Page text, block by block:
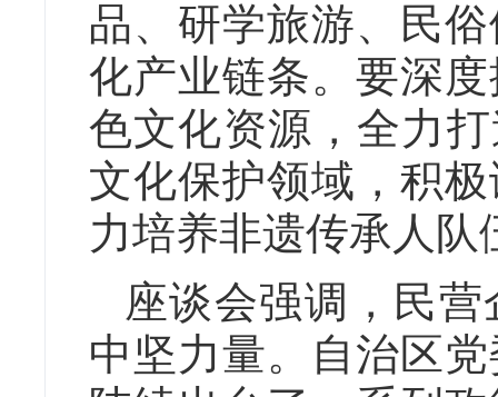
品、研学旅游、民
化产业链条。要深
色文化资源，全力
文化保护领域，积
力培养非遗传承人
座谈会强调，民
中坚力量。自治区